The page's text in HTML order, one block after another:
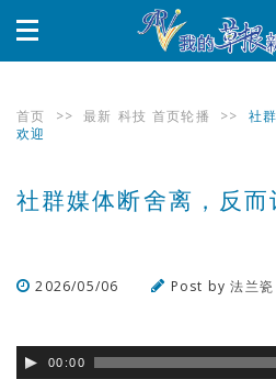
首页 >> 最新 科技 首页轮播 >>
社
欢迎
社群媒体断舍离，反而
2026/05/06 Post by法兰瓷
00:00